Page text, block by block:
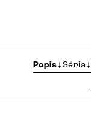
Popis Séria